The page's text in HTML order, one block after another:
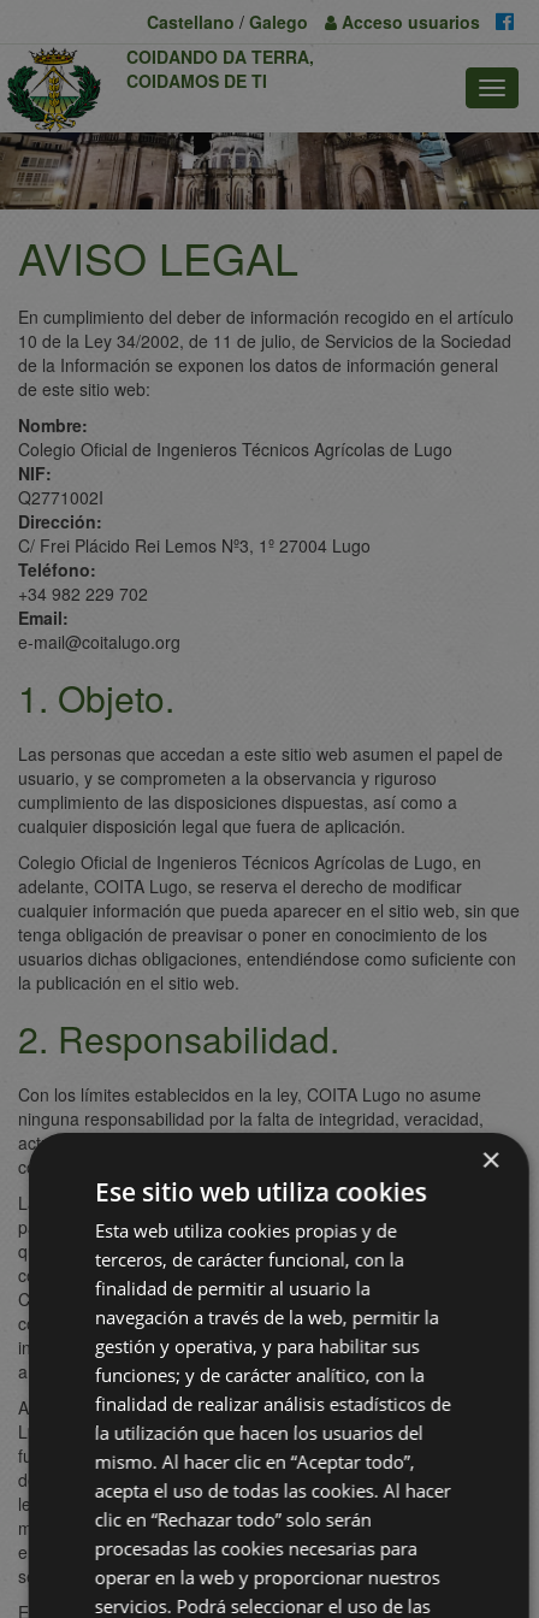
Castellano / Galego Acceso usuarios
COIDANDO DA TERRA,
COIDAMOS DE TI
AVISO LEGAL
En cumplimiento del deber de información recogido en el artículo
10 de la Ley 34/2002, de 11 de julio, de Servicios de la Sociedad
de la Información se exponen los datos de información general
de este sitio web:
Nombre:
Colegio Oficial de Ingenieros Técnicos Agrícolas de Lugo
NIF:
Q2771002I
Dirección:
C/ Frei Plácido Rei Lemos Nº3, 1º 27004 Lugo
Teléfono:
+34 982 229 702
Email:
e-mail@coitalugo.org
1. Objeto.
Las personas que accedan a este sitio web asumen el papel de
usuario, y se comprometen a la observancia y riguroso
cumplimiento de las disposiciones dispuestas, así como a
cualquier disposición legal que fuera de aplicación.
Colegio Oficial de Ingenieros Técnicos Agrícolas de Lugo, en
adelante, COITA Lugo, se reserva el derecho de modificar
cualquier información que pueda aparecer en el sitio web, sin que
tenga obligación de preavisar o poner en conocimiento de los
usuarios dichas obligaciones, entendiéndose como suficiente con
la publicación en el sitio web.
2. Responsabilidad.
Con los límites establecidos en la ley, COITA Lugo no asume
ninguna responsabilidad por la falta de integridad, veracidad,
actualización y precisión de los datos o informaciones que
contienen en su página web.
La página web de COITA Lugo puede contener enlaces a otras
páginas de terceros que COITA Lugo no puede controlar. Por lo
que COITA Lugo no puede asumir responsabilidades por el
contenido que pueda aparecer en dichas páginas. En todo caso,
COITA Lugo podrá proceder a la retirada inmediata de cualquier
contenido que pudiera contravenir la legislación nacional o
internacional, la moral o el orden público, retirando la redirección
a dicho sitio web.
Atendiendo a lo dispuesto en el art. 11 y 16 de la LSSI, COITA
Lugo se pone a disposición de todos los usuarios, autoridades y
fuerzas de seguridad, colaborando de forma activa en la retirada
de aquellos contenidos que pudieran contravenir o afectar la
legislación nacional o internacional, derechos de terceros o la
moral y el orden público. Si un usuario considerara que existiera
en el sitio web algún contenido como los anteriormente descritos,
se ruega que lo informe de manera inmediata a COITA Lugo.
El usuario se compromete a usar nuestra plataforma de forma
×
Ese sitio web utiliza cookies
Esta web utiliza cookies propias y de
terceros, de carácter funcional, con la
finalidad de permitir al usuario la
navegación a través de la web, permitir la
gestión y operativa, y para habilitar sus
funciones; y de carácter analítico, con la
finalidad de realizar análisis estadísticos de
la utilización que hacen los usuarios del
mismo. Al hacer clic en “Aceptar todo”,
acepta el uso de todas las cookies. Al hacer
clic en “Rechazar todo” solo serán
procesadas las cookies necesarias para
operar en la web y proporcionar nuestros
servicios. Podrá seleccionar el uso de las